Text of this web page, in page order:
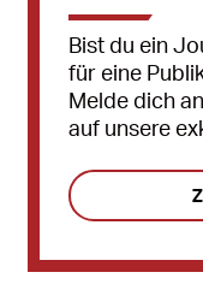
Bist du ein
für eine
Melde dich
auf unsere